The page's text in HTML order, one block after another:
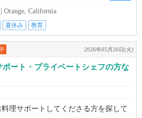
Orange, California
夏休み 教育
2026年05月26日(火)
ート・プライベートシェフの方な
理サポートしてくださる方を探して